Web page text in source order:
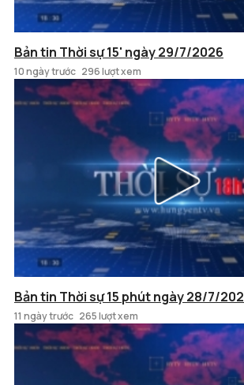
Bản tin Thời sự 15' ngày 29/7/2026
10 ngày trước 296 lượt xem
Bản tin Thời sự 15 phút ngày 28/7/
11 ngày trước 265 lượt xem